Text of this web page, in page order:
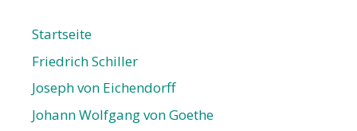
Startseite
Friedrich Schiller
Joseph von Eichendorff
Johann Wolfgang von Goethe